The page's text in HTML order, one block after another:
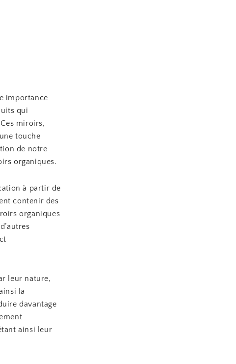
importance
qui
miroirs,
touche
de notre
organiques.
à partir de
contenir des
organiques
leur nature,
la
davantage
ainsi leur